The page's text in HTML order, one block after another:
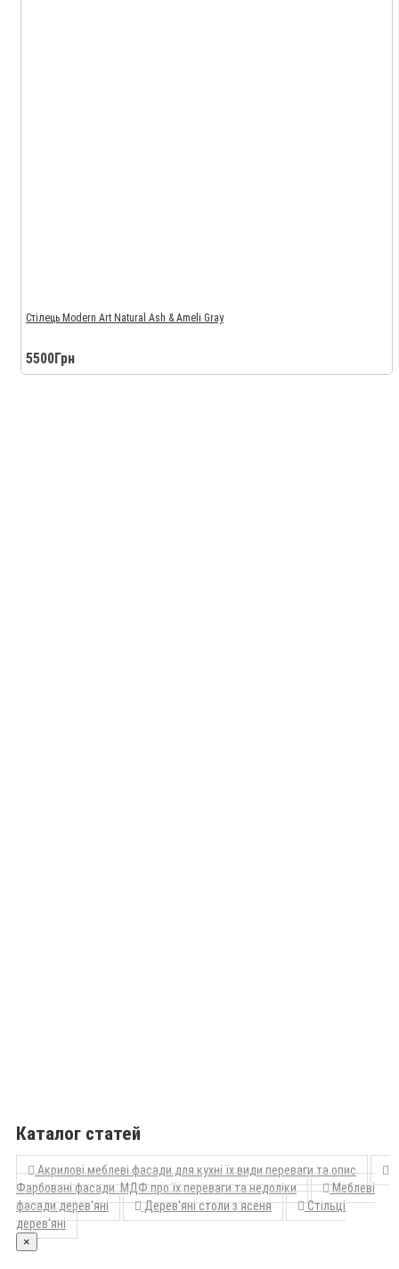
Стілець Modern Art Natural Ash & Ameli Gray
5500Грн
Каталог статей
Акрилові меблеві фасади для кухні їх види переваги та опис
Фарбовані фасади МДФ про їх переваги та недоліки
Меблеві
фасади дерев'яні
Дерев'яні столи з ясеня
Стільці
дерев'яні
×